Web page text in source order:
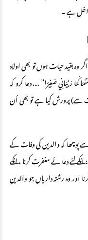
داخل ہے ۔
وہ بقید حیات ہوں تو بھی اولاد
رَبَّيَانِي صَغِيرًا” …. دعا کرو کہ
سے) پرورش کیا ہے تو بھی اُن
پوچھا کہ والدین کی وفات کے
لئے دعا ئے مغفرت کرنا ، انکے
اور وہ رشتہ داریاں جو والدین